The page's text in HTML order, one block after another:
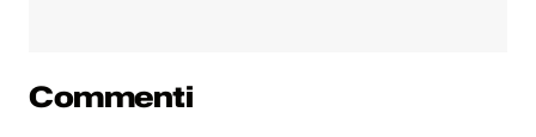
Commenti